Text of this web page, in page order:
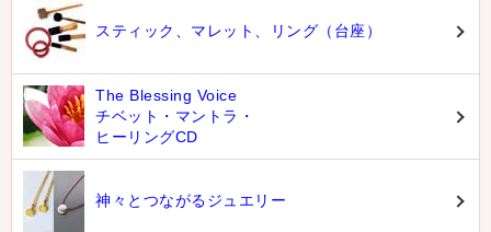
スティック、マレット、リング（台座）
The Blessing Voice
チベット・マントラ・
ヒーリングCD
神々とつながるジュエリー